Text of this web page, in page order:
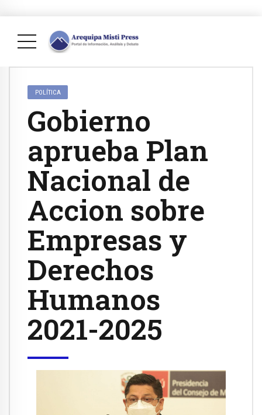
POLÍTICA
Gobierno
aprueba Plan
Nacional de
Accion sobre
Empresas y
Derechos
Humanos
2021-2025